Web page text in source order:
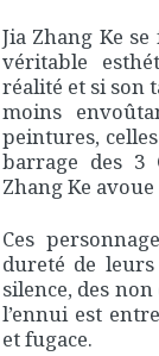
Jia Zhang Ke
véritable
réalité et si son
moins
peintures,
barrage des 3
Zhang Ke
Ces
dureté de
silence, des non
l’ennui est
et fugace.